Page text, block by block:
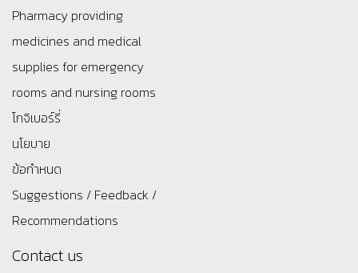
Pharmacy providing
medicines and medical
supplies for emergency
rooms and nursing rooms
โกจิเบอร์รี่
นโยบาย
ข้อกำหนด
Suggestions / Feedback /
Recommendations
Contact us